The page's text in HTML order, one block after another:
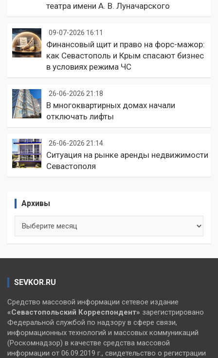
театра имени А. В. Луначарского
09-07-2026 16:11
Финансовый щит и право на форс-мажор:
как Севастополь и Крым спасают бизнес
в условиях режима ЧС
26-06-2026 21:18
В многоквартирных домах начали
отключать лифты
26-06-2026 21:14
Ситуация на рынке аренды недвижимости
Севастополя
Архивы
SEVKOR.RU
Средство массовой информации сетевое издание
«Севастопольский Корреспондент» зарегистрировано
Федеральной службой по надзору в сфере связи,
информационных технологий и массовых коммуникаций
(Роскомнадзор) в качестве средства массовой
информации от 06.09.2019 г., свидетельство о регистрации